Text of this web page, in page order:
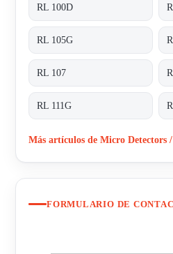
RL 100D
RL 105G
RL 107
RL 111G
Más artículos de Micro Detectors
FORMULARIO DE